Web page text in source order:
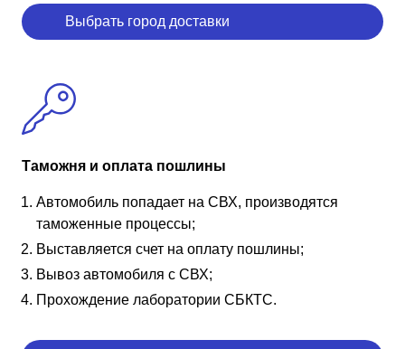
Выбрать город доставки
Таможня и оплата пошлины
Автомобиль попадает на СВХ, производятся
таможенные процессы;
Выставляется счет на оплату пошлины;
Вывоз автомобиля с СВХ;
Прохождение лаборатории СБКТС.